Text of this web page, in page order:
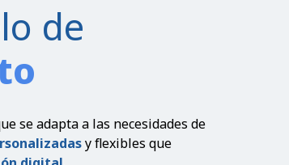
de
se adapta a las necesidades de
y flexibles que